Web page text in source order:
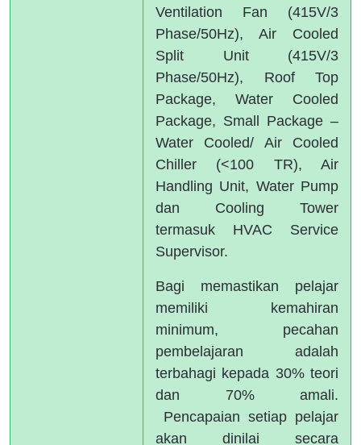
Ventilation Fan (415V/3
Phase/50Hz), Air Cooled
Split Unit (415V/3
Phase/50Hz), Roof Top
Package, Water Cooled
Package, Small Package –
Water Cooled/ Air Cooled
Chiller (<100 TR), Air
Handling Unit, Water Pump
dan Cooling Tower
termasuk HVAC Service
Supervisor.
Bagi memastikan pelajar
memiliki kemahiran
minimum, pecahan
pembelajaran adalah
terbahagi kepada 30% teori
dan 70% amali.
Pencapaian setiap pelajar
akan dinilai secara